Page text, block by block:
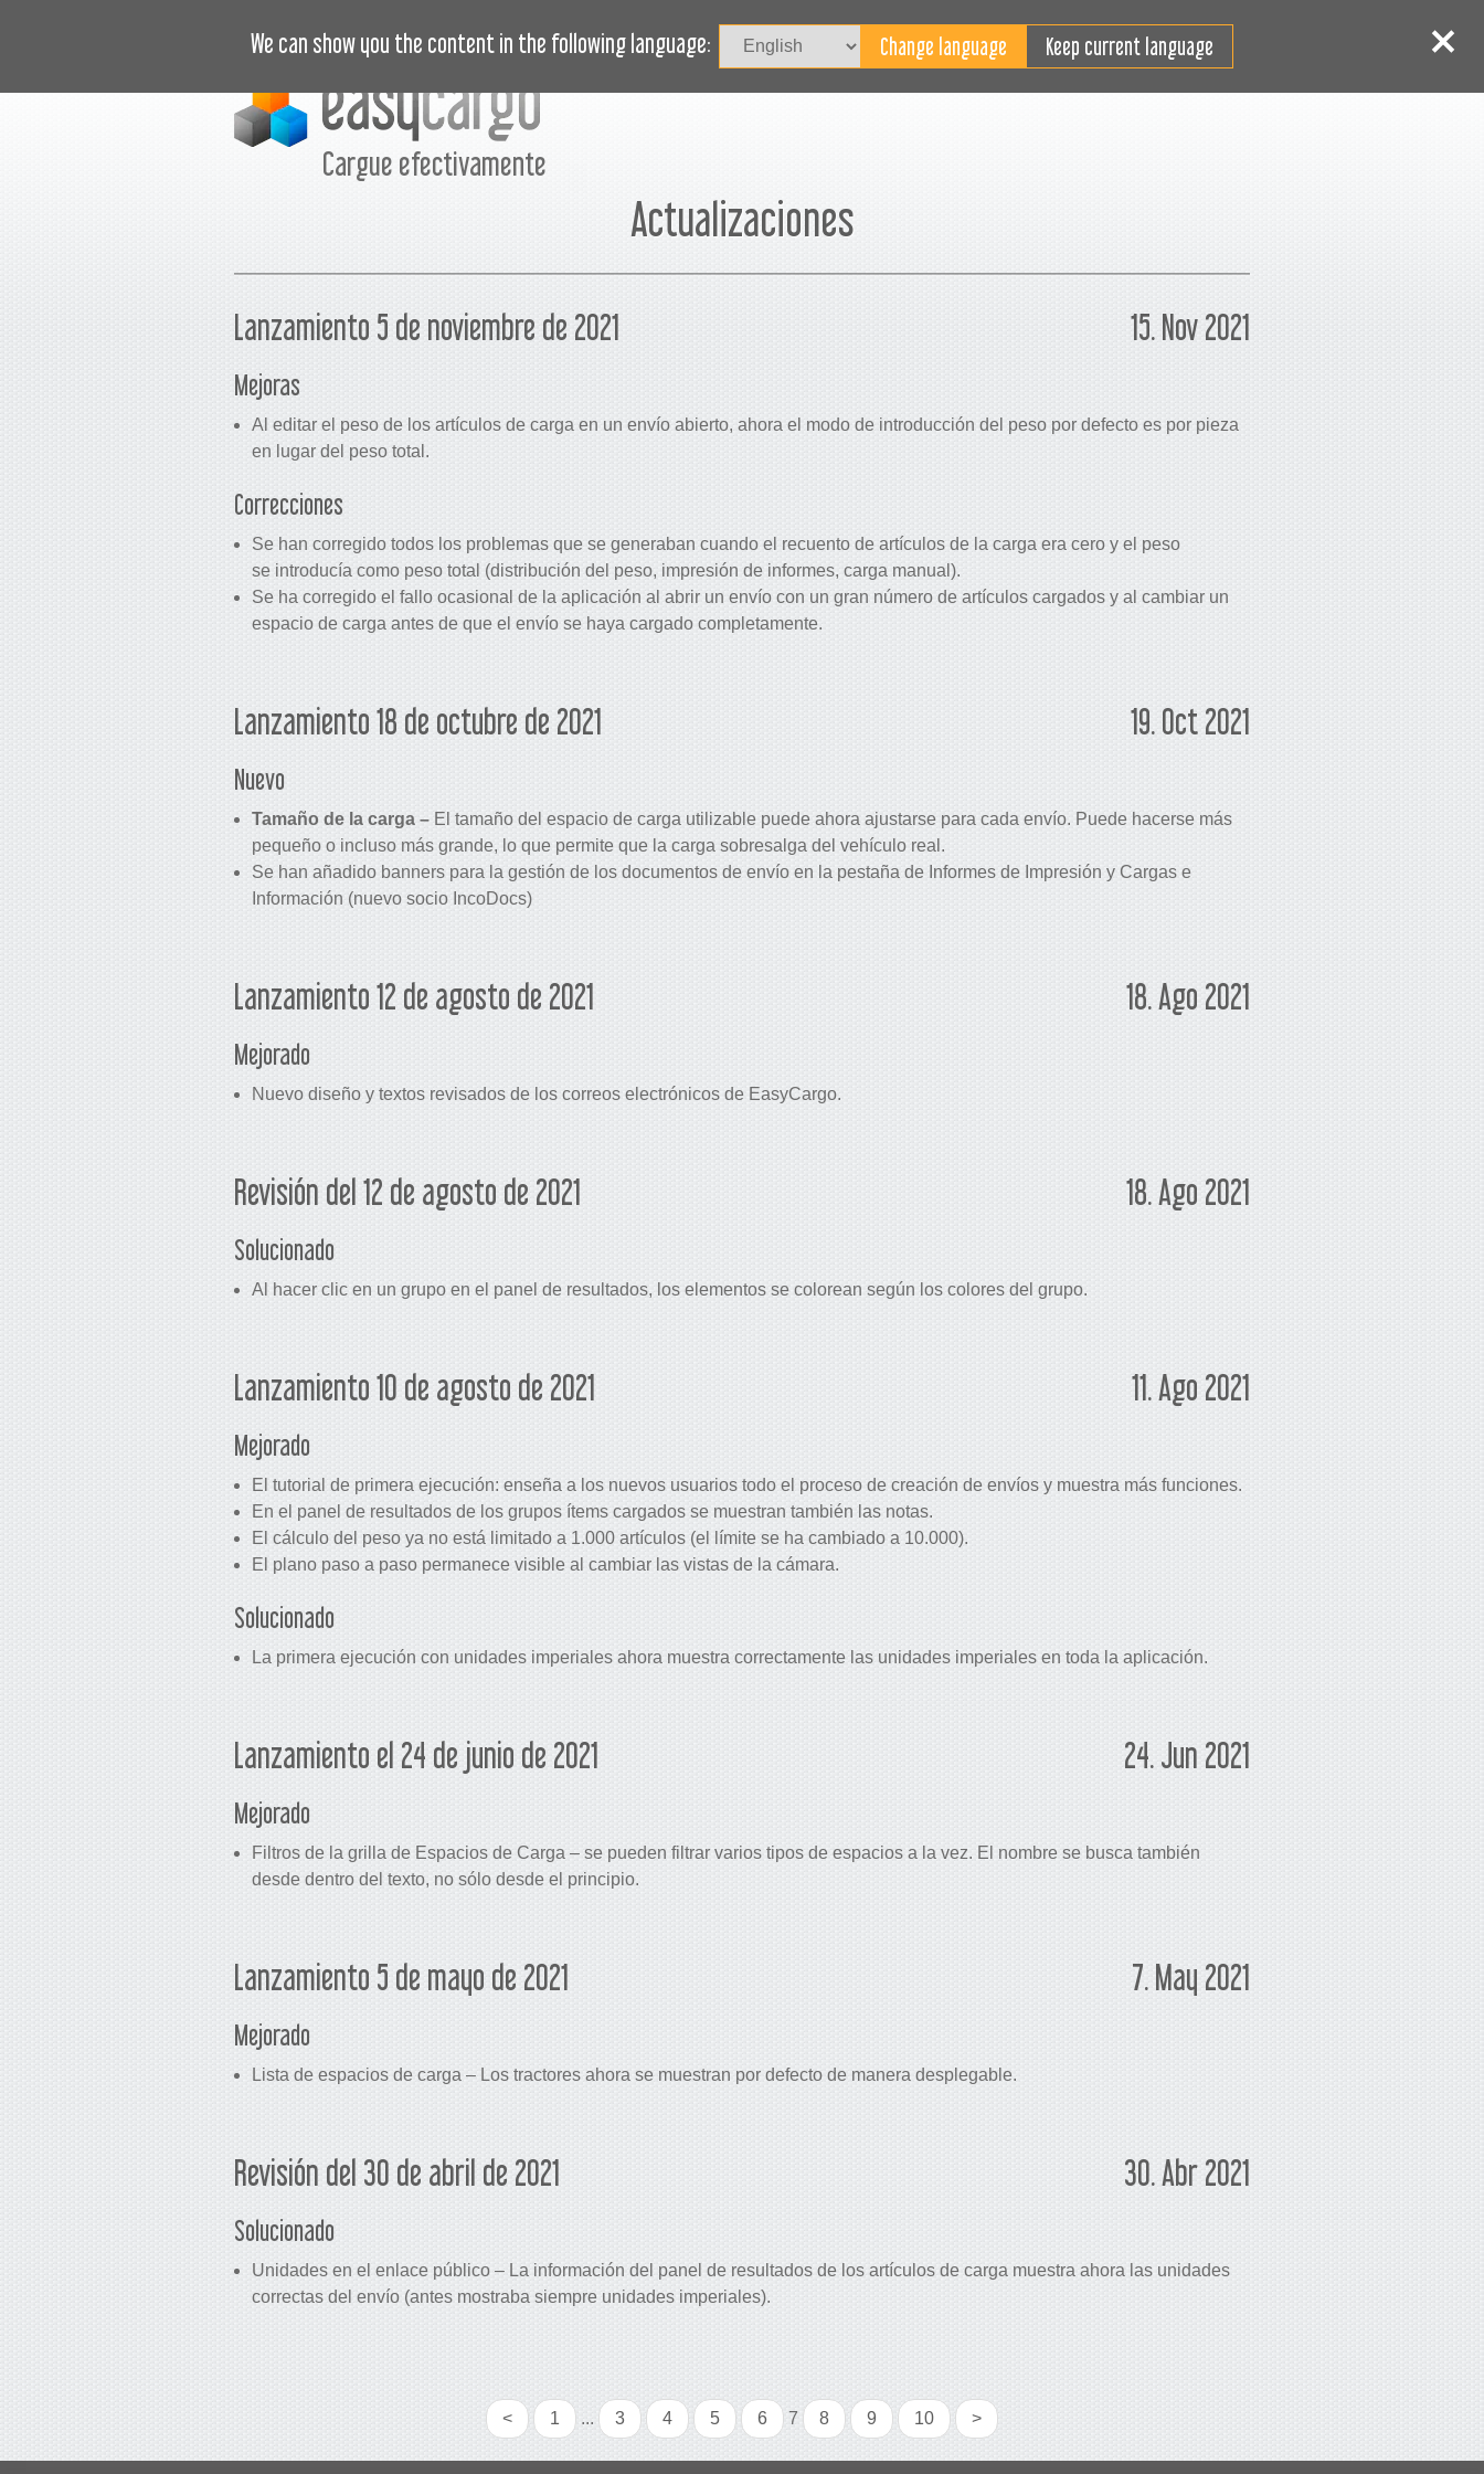
We can show you the content in the following language: Keep current language
BLOG ¿NECESITA AYUDA?
Cargue efectivamente
Actualizaciones
Lanzamiento 5 de noviembre de 2021 15. Nov 2021
Mejoras
Al editar el peso de los artículos de carga en un envío abierto, ahora el modo de introducción del peso por defecto es por pieza
en lugar del peso total.
Correcciones
Se han corregido todos los problemas que se generaban cuando el recuento de artículos de la carga era cero y el peso
se introducía como peso total (distribución del peso, impresión de informes, carga manual).
Se ha corregido el fallo ocasional de la aplicación al abrir un envío con un gran número de artículos cargados y al cambiar un
espacio de carga antes de que el envío se haya cargado completamente.
Lanzamiento 18 de octubre de 2021 19. Oct 2021
Nuevo
Tamaño de la carga – El tamaño del espacio de carga utilizable puede ahora ajustarse para cada envío. Puede hacerse más
pequeño o incluso más grande, lo que permite que la carga sobresalga del vehículo real.
Se han añadido banners para la gestión de los documentos de envío en la pestaña de Informes de Impresión y Cargas e
Información (nuevo socio IncoDocs)
Lanzamiento 12 de agosto de 2021 18. Ago 2021
Mejorado
Nuevo diseño y textos revisados de los correos electrónicos de EasyCargo.
Revisión del 12 de agosto de 2021 18. Ago 2021
Solucionado
Al hacer clic en un grupo en el panel de resultados, los elementos se colorean según los colores del grupo.
Lanzamiento 10 de agosto de 2021 11. Ago 2021
Mejorado
El tutorial de primera ejecución: enseña a los nuevos usuarios todo el proceso de creación de envíos y muestra más funciones.
En el panel de resultados de los grupos ítems cargados se muestran también las notas.
El cálculo del peso ya no está limitado a 1.000 artículos (el límite se ha cambiado a 10.000).
El plano paso a paso permanece visible al cambiar las vistas de la cámara.
Solucionado
La primera ejecución con unidades imperiales ahora muestra correctamente las unidades imperiales en toda la aplicación.
Lanzamiento el 24 de junio de 2021 24. Jun 2021
Mejorado
Filtros de la grilla de Espacios de Carga – se pueden filtrar varios tipos de espacios a la vez. El nombre se busca también
desde dentro del texto, no sólo desde el principio.
Lanzamiento 5 de mayo de 2021 7. May 2021
Mejorado
Lista de espacios de carga – Los tractores ahora se muestran por defecto de manera desplegable.
Revisión del 30 de abril de 2021 30. Abr 2021
Solucionado
Unidades en el enlace público – La información del panel de resultados de los artículos de carga muestra ahora las unidades
correctas del envío (antes mostraba siempre unidades imperiales).
< 1 ... 3 4 5 6 7 8 9 10 >